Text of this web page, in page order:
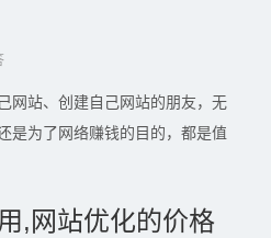
网站、创建自己网站的朋友，无
是为了网络赚钱的目的，都是值
虚拟主机），网站空间新手建议
,网站优化的价格